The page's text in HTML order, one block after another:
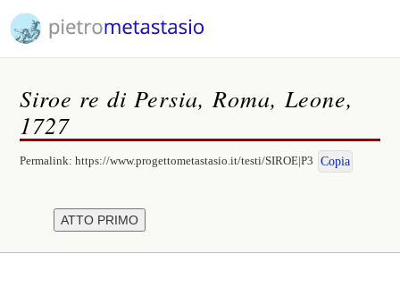
Siroe re di Persia, Roma, Leone,
1727
Permalink:https://www.progettometastasio.it/testi/SIROE|P3 Copia